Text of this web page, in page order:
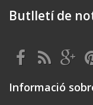
Butlletí de
Informació